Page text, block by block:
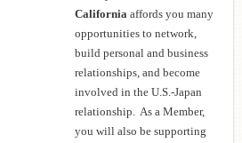
California affords you many
opportunities to network,
build personal and business
relationships, and become
involved in the U.S.-Japan
relationship. As a Member,
you will also be supporting